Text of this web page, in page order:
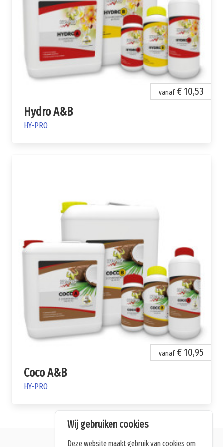
vanaf€ 10,53
Hydro A&B
HY-PRO
vanaf€ 10,95
Coco A&B
HY-PRO
Wij gebruiken cookies
Deze website maakt gebruik van cookies om